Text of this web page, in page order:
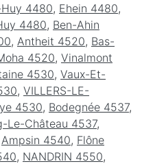
4480, Ehein 4480,
4480, Ben-Ahin
, Antheit 4520, Bas-
4520, Vinalmont
4530, Vaux-Et-
, VILLERS-LE-
4530, Bodegnée 4537,
Le-Château 4537,
Ampsin 4540, Flône
, NANDRIN 4550,